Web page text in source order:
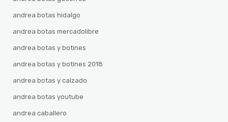
andrea botas hidalgo
andrea botas mercadolibre
andrea botas y botines
andrea botas y botines 2018
andrea botas y calzado
andrea botas youtube
andrea caballero